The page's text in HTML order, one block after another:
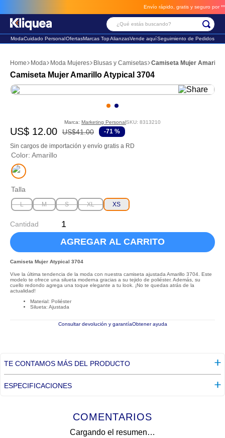
Envío rápido, gratis y seguro por
¿Qué estás buscando?
ModaCuidado PersonalOfertasMarcas TopAlianzasVende aquíSeguimiento de Pedidos
Moda Moda Mujeres Blusas y Camisetas Camiseta Mujer Amarillo
Camiseta Mujer Amarillo Atypical 3704
Marca: Marketing PersonalSKU: 8313210
US$ 12.00 US$41.00 -71 %
Sin cargos de importación y envío gratis a RD
Color: Amarillo
Talla
L M S XL XS
Cantidad
AGREGAR AL CARRITO
Camiseta Mujer Atypical 3704
Vive la última tendencia de la moda con nuestra camiseta ajustada Amarillo 3704. Este
modelo te ofrece una silueta moderna gracias a su tejido de poliéster. Además, su
cuello redondo agrega una toque elegante a tu look. ¡No te quedas atrás de la
actualidad!
Material: Poliéster
Silueta: Ajustada
Consultar devolución y garantíaObtener ayuda
TE CONTAMOS MÁS DEL PRODUCTO
ESPECIFICACIONES
COMENTARIOS
Cargando el resumen…
2. sandalia